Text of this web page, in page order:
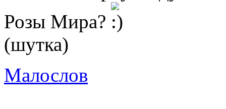
Розы Мира?
(шутка)
Малослов